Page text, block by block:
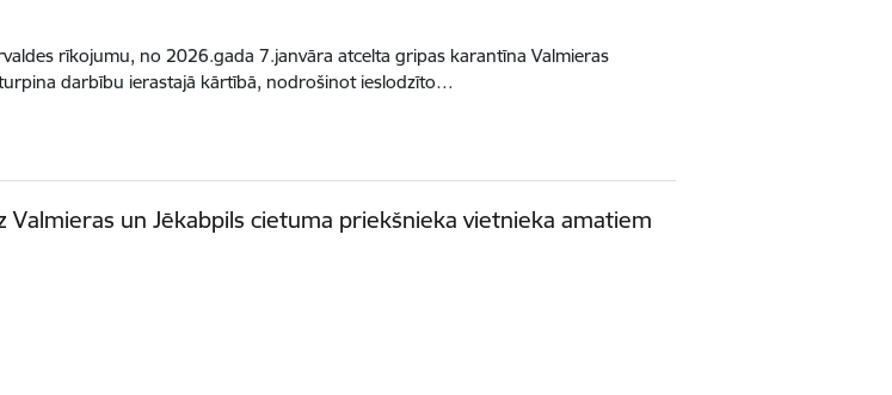
rīkojumu, no 2026.gada 7.janvāra atcelta gripas karantīna Valmieras
darbību ierastajā kārtībā, nodrošinot ieslodzīto…
Valmieras un Jēkabpils cietuma priekšnieka vietnieka amatiem